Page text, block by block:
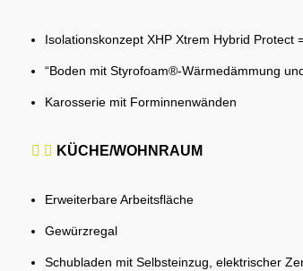
Isolationskonzept XHP Xtrem Hybrid Protect
“Boden mit Styrofoam®-Wärmedämmung
Karosserie mit Forminnenwänden
KÜCHE/WOHNRAUM
Erweiterbare Arbeitsfläche
Gewürzregal
Schubladen mit Selbsteinzug, elektrischer